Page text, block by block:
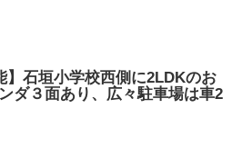
】石垣小学校西側に2LDKのお
ダ３面あり、広々駐車場は車2